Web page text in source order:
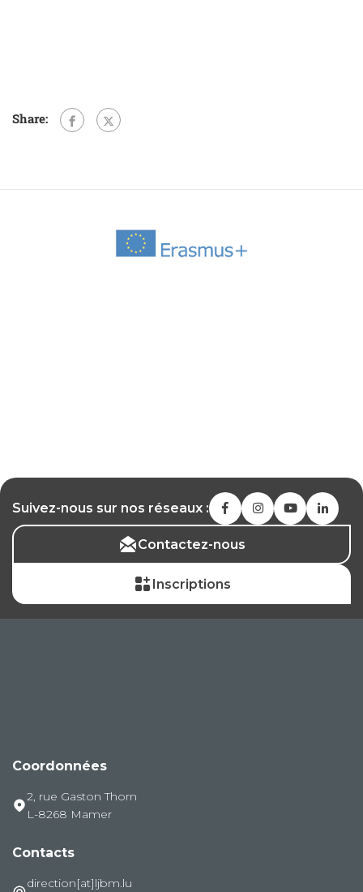
Share:
Suivez-nous sur nos réseaux :
Contactez-nous
Inscriptions
Coordonnées
2, rue Gaston Thorn
L-8268 Mamer
Contacts
direction[at]ljbm.lu